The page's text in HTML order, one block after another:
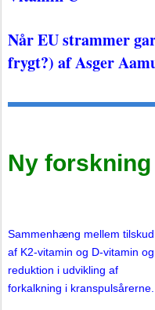
Når EU strammer
frygt?) af Asger
Ny forskning
Sammenhæng mellem tilskud
af K2-vitamin og D-vitamin og
reduktion i udvikling af
forkalkning i kranspulsårerne.